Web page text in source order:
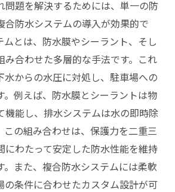
問題を解決するためには、単一の防
合防水システムの導入が効果的で
ムとは、防水膜やシーラント、そし
み合わせた多層的な手法です。これ
水からの水圧に対処し、駐車場への
。例えば、防水膜とシーラントは物
機能し、排水システムは水の即時除
この組み合わせは、保護力を二重三
にわたって安定した防水性能を維持
。また、複合防水システムには柔軟
の条件に合わせたカスタム設計が可